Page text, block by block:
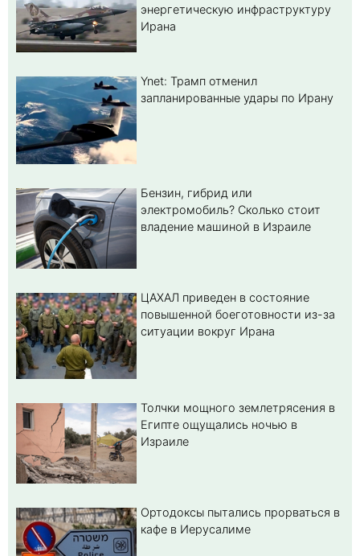
энергетическую инфраструктуру
Ирана
Ynet: Трамп отменил
запланированные удары по Ирану
Бензин, гибрид или
электромобиль? Cколько стоит
владение машиной в Израиле
ЦАХАЛ приведен в состояние
повышенной боеготовности из-за
ситуации вокруг Ирана
Толчки мощного землетрясения в
Египте ощущались ночью в
Израиле
Ортодоксы пытались прорваться в
кафе в Иерусалиме